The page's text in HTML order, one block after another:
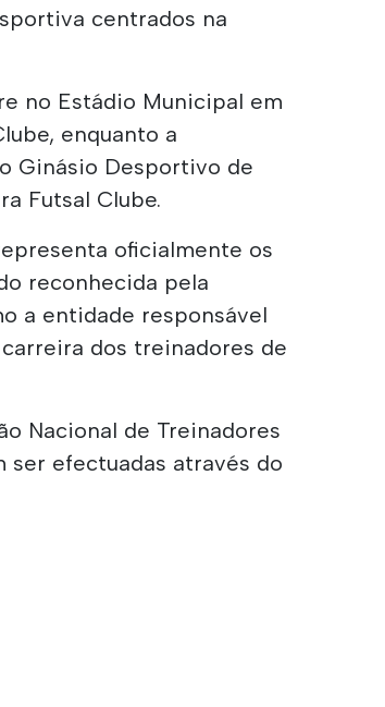
centrados na
no Estádio Municipal em
enquanto a
Ginásio Desportivo de
Futsal Clube.
oficialmente os
reconhecida pela
a entidade responsável
dos treinadores de
Nacional de Treinadores
ser efectuadas através do